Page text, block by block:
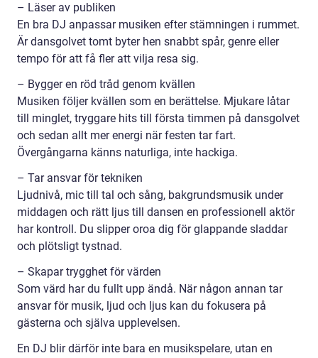
– Läser av publiken
En bra DJ anpassar musiken efter stämningen i rummet.
Är dansgolvet tomt byter hen snabbt spår, genre eller
tempo för att få fler att vilja resa sig.
– Bygger en röd tråd genom kvällen
Musiken följer kvällen som en berättelse. Mjukare låtar
till minglet, tryggare hits till första timmen på dansgolvet
och sedan allt mer energi när festen tar fart.
Övergångarna känns naturliga, inte hackiga.
– Tar ansvar för tekniken
Ljudnivå, mic till tal och sång, bakgrundsmusik under
middagen och rätt ljus till dansen en professionell aktör
har kontroll. Du slipper oroa dig för glappande sladdar
och plötsligt tystnad.
– Skapar trygghet för värden
Som värd har du fullt upp ändå. När någon annan tar
ansvar för musik, ljud och ljus kan du fokusera på
gästerna och själva upplevelsen.
En DJ blir därför inte bara en musikspelare, utan en